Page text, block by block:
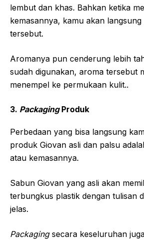
lembut dan khas. Bahkan ketika
kemasannya, kamu akan
tersebut.
Aromanya pun cenderung lebih
sudah digunakan, aroma tersebut
menempel ke permukaan kulit..
3. PackagingProduk
Perbedaan yang bisa langsung
produk Giovan asli dan palsu
atau kemasannya.
Sabun Giovan yang asli akan
terbungkus plastik dengan tulisan
jelas.
Packaging secara keseluruhan